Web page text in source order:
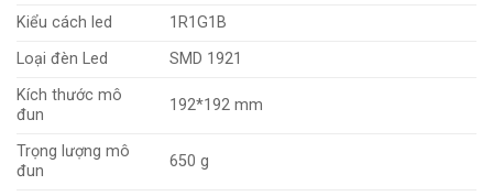
Kiểu cách led
1R1G1B
Loại đèn Led
SMD 1921
Kích thước mô
đun
192*192 mm
Trọng lượng mô
đun
650 g